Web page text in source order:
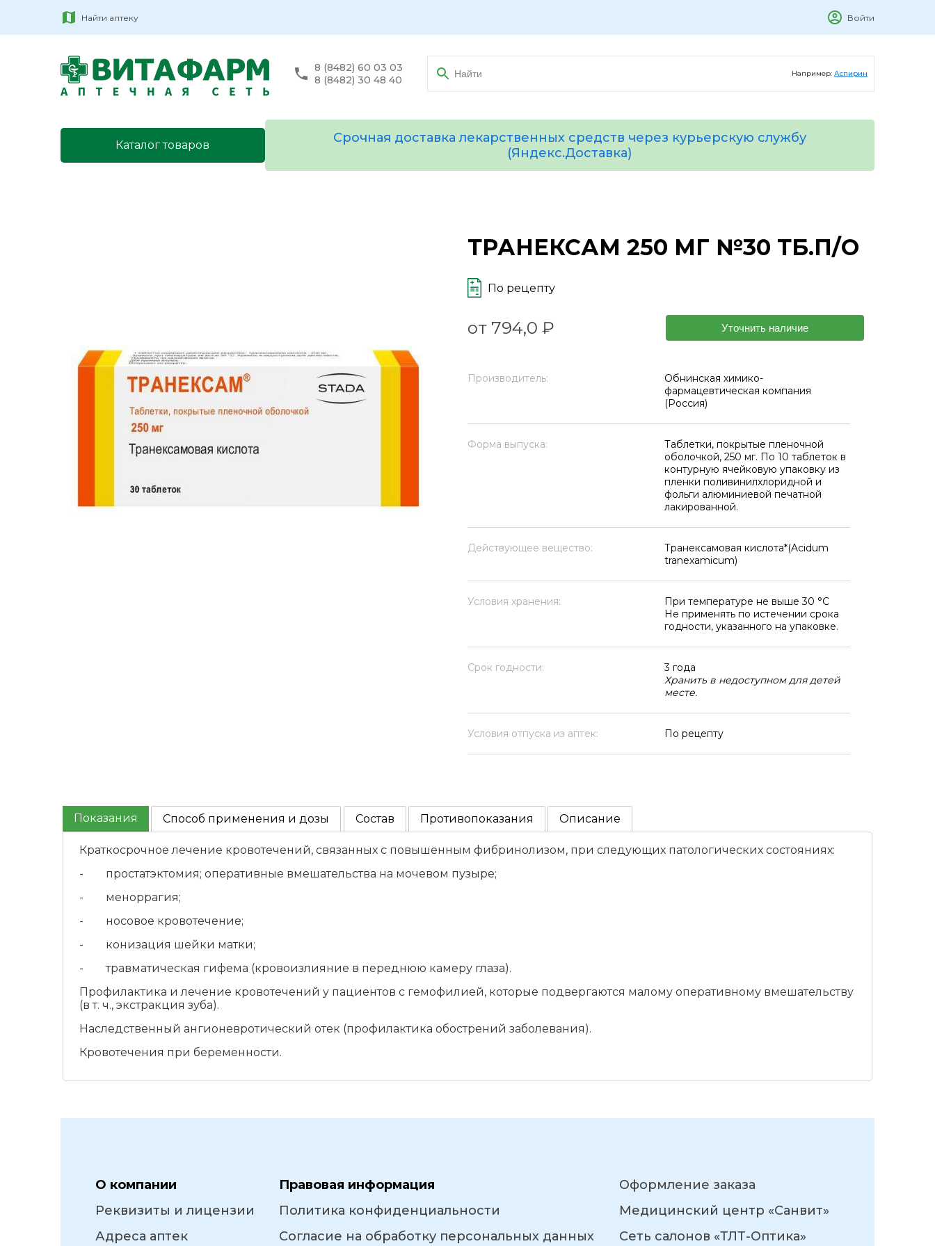
Найти аптеку Войти
8 (8482) 60 03 03
8 (8482) 30 48 40
Например: Аспирин
Каталог товаров
Срочная доставка лекарственных средств через курьерскую службу
(Яндекс.Доставка)
ТРАНЕКСАМ 250 МГ №30 ТБ.П/О
По рецепту
от 794,0 ₽ Уточнить наличие
Производитель:
Обнинская химико-
фармацевтическая компания
(Россия)
Форма выпуска:
Таблетки, покрытые пленочной
оболочкой, 250 мг. По 10 таблеток в
контурную ячейковую упаковку из
пленки поливинилхлоридной и
фольги алюминиевой печатной
лакированной.
Действующее вещество:
Транексамовая кислота*(Acidum
tranexamicum)
Условия хранения:
При температуре не выше 30 °C
Не применять по истечении срока
годности, указанного на упаковке.
Срок годности:
3 года
Хранить в недоступном для детей
месте.
Условия отпуска из аптек: По рецепту
Показания Способ применения и дозы Состав Противопоказания Описание
Краткосрочное лечение кровотечений, связанных с повышенным фибринолизом, при следующих патологических состояниях:
- простатэктомия; оперативные вмешательства на мочевом пузыре;
- меноррагия;
- носовое кровотечение;
- конизация шейки матки;
- травматическая гифема (кровоизлияние в переднюю камеру глаза).
Профилактика и лечение кровотечений у пациентов с гемофилией, которые подвергаются малому оперативному вмешательству
(в т. ч., экстракция зуба).
Наследственный ангионевротический отек (профилактика обострений заболевания).
Кровотечения при беременности.
О компании
Реквизиты и лицензии
Адреса аптек
Правовая информация
Политика конфиденциальности
Согласие на обработку персональных данных
Оформление заказа
Медицинский центр «Санвит»
Сеть салонов «ТЛТ-Оптика»